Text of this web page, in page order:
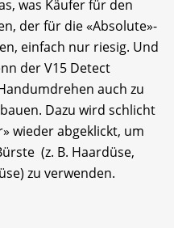
was Käufer für den
der für die «Absolute»-
einfach nur riesig. Und
der V15 Detect
auch zu
Dazu wird schlicht
wieder abgeklickt, um
(z. B. Haardüse,
zu verwenden.